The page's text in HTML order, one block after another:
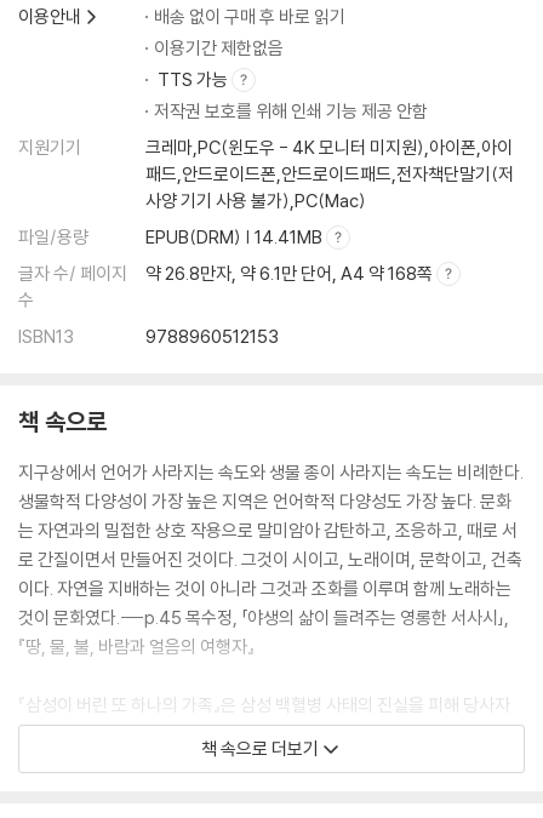
이용안내
배송 없이 구매 후 바로 읽기
이용기간 제한없음
TTS 가능
저작권 보호를 위해 인쇄 기능 제공 안함
지원기기
크레마,PC(윈도우 - 4K 모니터 미지원),아이폰,아이
패드,안드로이드폰,안드로이드패드,전자책단말기(저
사양 기기 사용 불가),PC(Mac)
파일/용량
EPUB(DRM) | 14.41MB
글자 수/ 페이지
수
약 26.8만자, 약 6.1만 단어, A4 약 168쪽
ISBN13 9788960512153
책 속으로
지구상에서 언어가 사라지는 속도와 생물 종이 사라지는 속도는 비례한다.
생물학적 다양성이 가장 높은 지역은 언어학적 다양성도 가장 높다. 문화
는 자연과의 밀접한 상호 작용으로 말미암아 감탄하고, 조응하고, 때로 서
로 간질이면서 만들어진 것이다. 그것이 시이고, 노래이며, 문학이고, 건축
이다. 자연을 지배하는 것이 아니라 그것과 조화를 이루며 함께 노래하는
것이 문화였다.---p.45 목수정, 「야생의 삶이 들려주는 영롱한 서사시」,
『땅, 물, 불, 바람과 얼음의 여행자』
『삼성이 버린 또 하나의 가족』은 삼성 백혈병 사태의 진실을 피해 당사자
들의 목소리를 통해 들려주는 르포다. 이 문제를 제대로 다룬 책을 거의 찾
기 힘든 현실이라 그 의미를 더한다. (…) 책의 제목은 삼성의 장수 광고 캠
책 속으로 더보기